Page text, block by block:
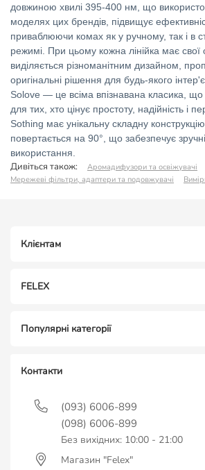
довжиною хвилі 395-400 нм, що
моделях цих брендів, підвищує
приваблюючи комах як у ручному, так і в
режимі. При цьому кожна лінійка має свої
виділяється різноманітним дизайном,
оригінальні рішення для будь-якого
Solove — це всіма впізнавана класика, що
для тих, хто цінує простоту, надійність і
Sothing має унікальну складну
повертається на 90°, що забезпечує
використання.
Дивіться також: Аромадифузори та освіжувачі
Мережеві фільтри, адаптери та подовжувачі
Клієнтам
FELEX
Популярні категорії
Контакти
(093) 6006-899
(098) 6006-899
Без вихідних: 10:00 - 21:00
Магазин "Felex"